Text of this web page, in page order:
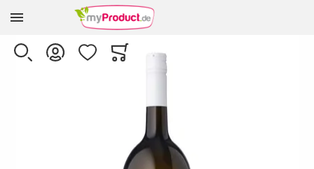
Zur Homepage
SUCHE KONTO WUNSCHLISTEWARENKORB
Minicart